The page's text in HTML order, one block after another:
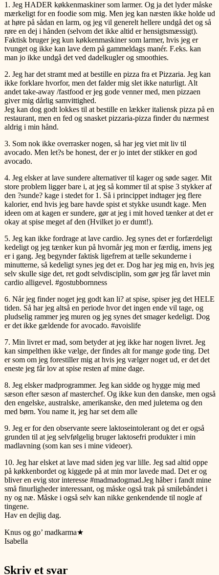
1. Jeg HADER køkkenmaskiner som larmer. Og ja det lyder måske
mærkeligt for en foodie som mig. Men jeg kan næsten ikke holde ud
at høre på sådan en larm, og jeg vil generelt hellere undgå det og så
røre en dej i hånden (selvom det ikke altid er hensigtsmæssigt).
Faktisk bruger jeg kun køkkenmaskiner som larmer, hvis jeg er
tvunget og ikke kan lave dem på gammeldags manér. F.eks. kan
man jo ikke undgå det ved dadelkugler og smoothies.
2. Jeg har det stramt med at bestille en pizza fra et Pizzaria. Jeg kan
ikke forklare hvorfor, men det falder mig slet ikke naturligt. Alt
andet take-away /fastfood er jeg gode venner med, men pizzaen
giver mig dårlig samvittighed.
Jeg kan dog godt lokkes til at bestille en lækker italiensk pizza på en
restaurant, men en fed og snasket pizzaria-pizza finder du nærmest
aldrig i min hånd.
3. Som nok ikke overrasker nogen, så har jeg viet mit liv til
avocado. Men let?s be honest, der er jo intet der stikker en god
avocado.
4. Jeg elsker at lave sundere alternativer til kager og søde sager. Mit
store problem ligger bare i, at jeg så kommer til at spise 3 stykker af
den ?sunde? kage i stedet for 1. Så i princippet indtager jeg flere
kalorier, end hvis jeg bare havde spist et stykke usundt kage. Men
ideen om at kagen er sundere, gør at jeg i mit hoved tænker at det er
okay at spise meget af den (Hvilket jo er dumt!).
5. Jeg kan ikke fordrage at lave cardio. Jeg synes det er forfærdeligt
kedeligt og jeg tænker kun på hvornår jeg mon er færdig, imens jeg
er i gang. Jeg begynder faktisk ligefrem at tælle sekunderne i
minutterne, så kedeligt synes jeg det er. Dog har jeg mig en, hvis jeg
selv skulle sige det, ret godt selvdisciplin, som gør jeg får lavet min
cardio alligevel. #gostubbornness
6. Når jeg finder noget jeg godt kan li? at spise, spiser jeg det HELE
tiden. Så har jeg altså en periode hvor det ingen ende vil tage, og
pludselig rammer jeg muren og jeg synes det smager kedeligt. Dog
er det ikke gældende for avocado. #avoislife
7. Min livret er mad, som betyder at jeg ikke har nogen livret. Jeg
kan simpelthen ikke vælge, der findes alt for mange gode ting. Det
er som om jeg forestiller mig at hvis jeg vælger noget ud, er det det
eneste jeg får lov at spise resten af mine dage.
8. Jeg elsker madprogrammer. Jeg kan sidde og hygge mig med
sæson efter sæson af masterchef. Og ikke kun den danske, men også
den engelske, australske, amerikanske, den med juletema og den
med børn. You name it, jeg har set dem alle
9. Jeg er for den observante seere laktoseintolerant og det er også
grunden til at jeg selvfølgelig bruger laktosefri produkter i min
madlavning (som kan ses i mine videoer).
10. Jeg har elsket at lave mad siden jeg var lille. Jeg sad altid oppe
på køkkenbordet og kiggede på at min mor lavede mad. Det er og
bliver en evig stor interesse #madmadogmad.Jeg håber i fandt mine
små finurligheder interessant, og måske også trak på smilebåndet i
ny og næ. Måske i også selv kan nikke genkendende til nogle af
tingene.
Hav en dejlig dag.
Knus og go’ madkarma★
Isabella
Skriv et svar